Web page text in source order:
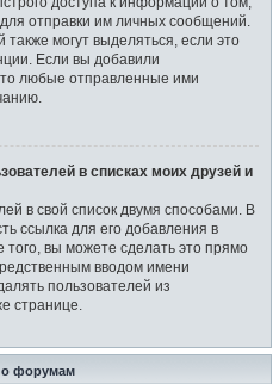
отправки им личных сообщений.
могут выделяться, если это
Если вы добавили
то любые отправленные ими
в списках моих друзей и
в свой список двумя способами. В
ссылка для его добавления в
того, вы можете сделать это прямо
вводом имени
пользователей из
странице.
форумам